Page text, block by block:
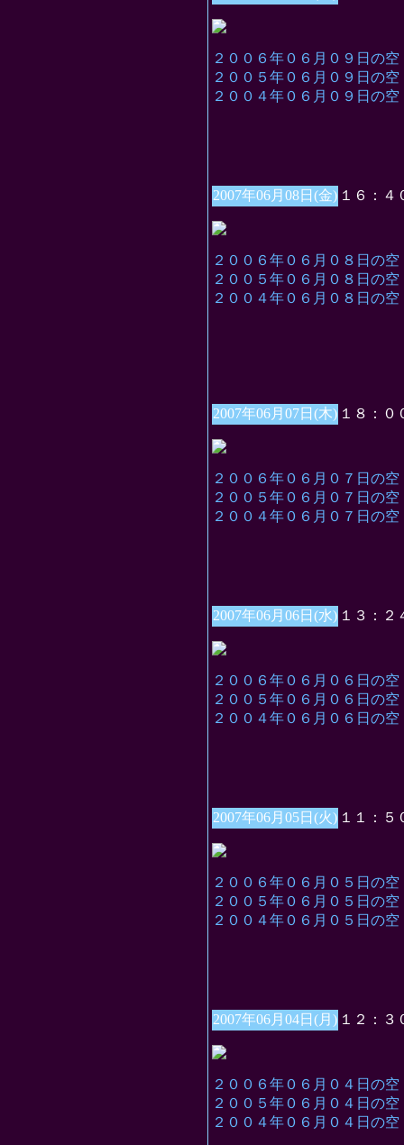
２００６年０６月０９日の空
２００５年０６月０９日の空
２００４年０６月０９日の空
2007年06月08日(金) １６：４
２００６年０６月０８日の空
２００５年０６月０８日の空
２００４年０６月０８日の空
2007年06月07日(木) １８：０
２００６年０６月０７日の空
２００５年０６月０７日の空
２００４年０６月０７日の空
2007年06月06日(水) １３：２
２００６年０６月０６日の空
２００５年０６月０６日の空
２００４年０６月０６日の空
2007年06月05日(火) １１：５
２００６年０６月０５日の空
２００５年０６月０５日の空
２００４年０６月０５日の空
2007年06月04日(月) １２：３
２００６年０６月０４日の空
２００５年０６月０４日の空
２００４年０６月０４日の空